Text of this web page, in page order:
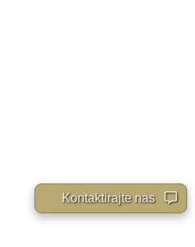
Kontaktirajte nas